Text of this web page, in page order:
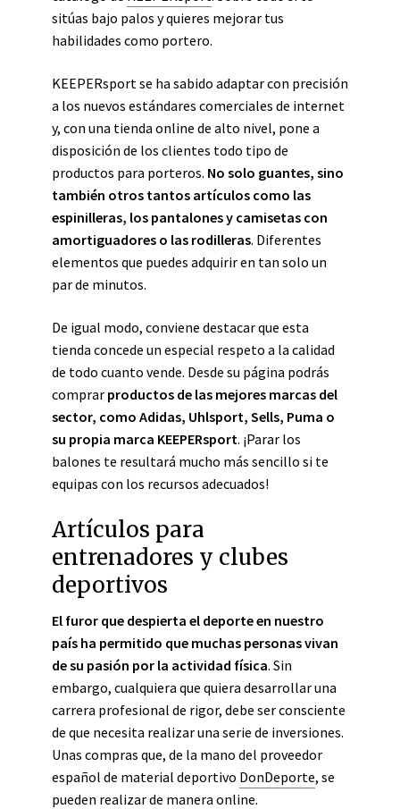
sitúas bajo palos y quieres mejorar tus
habilidades como portero.
KEEPERsport se ha sabido adaptar con precisión
a los nuevos estándares comerciales de internet
y, con una tienda online de alto nivel, pone a
disposición de los clientes todo tipo de
productos para porteros. No solo guantes, sino
también otros tantos artículos como las
espinilleras, los pantalones y camisetas con
amortiguadores o las rodilleras. Diferentes
elementos que puedes adquirir en tan solo un
par de minutos.
De igual modo, conviene destacar que esta
tienda concede un especial respeto a la calidad
de todo cuanto vende. Desde su página podrás
comprar productos de las mejores marcas del
sector, como Adidas, Uhlsport, Sells, Puma o
su propia marca KEEPERsport. ¡Parar los
balones te resultará mucho más sencillo si te
equipas con los recursos adecuados!
Artículos para
entrenadores y clubes
deportivos
El furor que despierta el deporte en nuestro
país ha permitido que muchas personas vivan
de su pasión por la actividad física. Sin
embargo, cualquiera que quiera desarrollar una
carrera profesional de rigor, debe ser consciente
de que necesita realizar una serie de inversiones.
Unas compras que, de la mano del proveedor
español de material deportivo DonDeporte, se
pueden realizar de manera online.